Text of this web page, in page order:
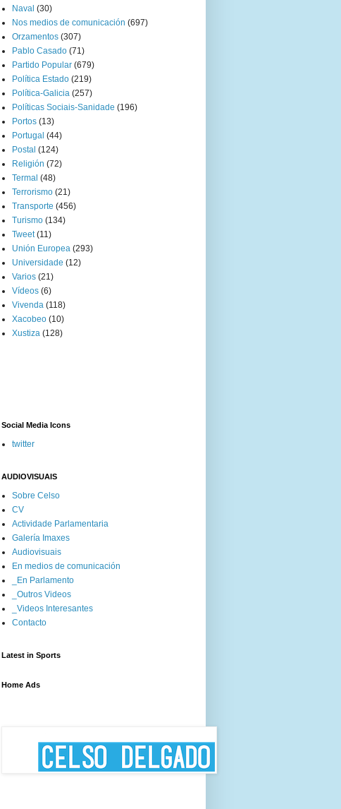
Naval (30)
Nos medios de comunicación (697)
Orzamentos (307)
Pablo Casado (71)
Partido Popular (679)
Política Estado (219)
Política-Galicia (257)
Políticas Sociais-Sanidade (196)
Portos (13)
Portugal (44)
Postal (124)
Religión (72)
Termal (48)
Terrorismo (21)
Transporte (456)
Turismo (134)
Tweet (11)
Unión Europea (293)
Universidade (12)
Varios (21)
Vídeos (6)
Vivenda (118)
Xacobeo (10)
Xustiza (128)
Social Media Icons
twitter
AUDIOVISUAIS
Sobre Celso
CV
Actividade Parlamentaria
Galería Imaxes
Audiovisuais
En medios de comunicación
_En Parlamento
_Outros Videos
_Videos Interesantes
Contacto
Latest in Sports
Home Ads